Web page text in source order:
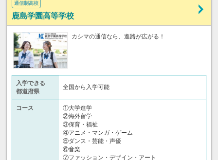
通信制高校
鹿島学園高等学校
カシマの通信なら、進路が広がる！
入学できる
都道府県
全国から入学可能
コース
①大学進学
②海外留学
③保育・福祉
④アニメ・マンガ・ゲーム
⑤ダンス・芸能・声優
⑥音楽
⑦ファッション・デザイン・アート